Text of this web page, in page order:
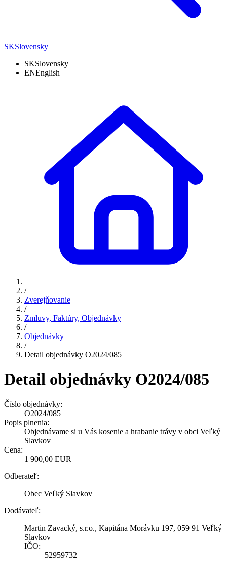
SKSlovensky
SKSlovensky
ENEnglish
/
Zverejňovanie
/
Zmluvy, Faktúry, Objednávky
/
Objednávky
/
Detail objednávky O2024/085
Detail objednávky O2024/085
Číslo objednávky:
O2024/085
Popis plnenia:
Objednávame si u Vás kosenie a hrabanie trávy v obci Veľký
Slavkov
Cena:
1 900,00 EUR
Odberateľ:
Obec Veľký Slavkov
Dodávateľ:
Martin Zavacký, s.r.o., Kapitána Morávku 197, 059 91 Veľký
Slavkov
IČO:
52959732